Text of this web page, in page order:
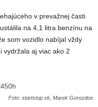
v prevažnej časti
na 4,1 litra benzínu na
som vozidlo nabíjal vždy
vydržala aj viac ako 2
Foto: startstop.sk, Marek Gorozdos